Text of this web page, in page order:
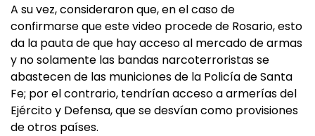
A su vez, consideraron que, en el caso de
confirmarse que este video procede de Rosario, esto
da la pauta de que hay acceso al mercado de armas
y no solamente las bandas narcoterroristas se
abastecen de las municiones de la Policía de Santa
Fe; por el contrario, tendrían acceso a armerías del
Ejército y Defensa, que se desvían como provisiones
de otros países.